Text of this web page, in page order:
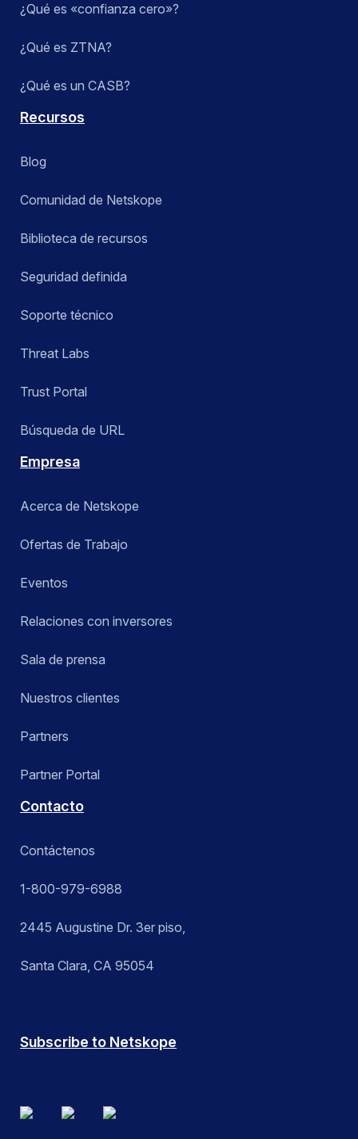
¿Qué es «confianza cero»?
¿Qué es ZTNA?
¿Qué es un CASB?
Recursos
Blog
Comunidad de Netskope
Biblioteca de recursos
Seguridad definida
Soporte técnico
Threat Labs
Trust Portal
Búsqueda de URL
Empresa
Acerca de Netskope
Ofertas de Trabajo
Eventos
Relaciones con inversores
Sala de prensa
Nuestros clientes
Partners
Partner Portal
Contacto
Contáctenos
1-800-979-6988
2445 Augustine Dr. 3er piso,
Santa Clara, CA 95054
Subscribe to Netskope